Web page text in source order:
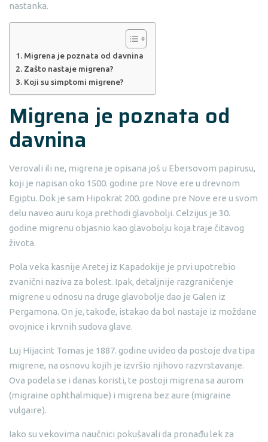
nastanka.
Migrena je poznata od davnina
Zašto nastaje migrena?
Koji su simptomi migrene?
Migrena je poznata od
davnina
Verovali ili ne, migrena je opisana još u Ebersovom papirusu,
koji je napisan oko 1500. godine pre Nove ere u drevnom
Egiptu. Dok je sam Hipokrat 200. godine pre Nove ere u svom
delu naveo auru koja prethodi glavobolji. Celzijus je 30.
godine migrenu objasnio kao glavobolju koja traje čitavog
života.
Pola veka kasnije Aretej iz Kapadokije je prvi upotrebio
zvanični naziva za bolest. Ipak, detaljnije razgraničenje
migrene u odnosu na druge glavobolje dao je Galen iz
Pergamona. On je, takođe, istakao da bol nastaje iz moždane
ovojnice i krvnih sudova glave.
Luj Hijacint Tomas je 1887. godine uvideo da postoje dva tipa
migrene, na osnovu kojih je izvršio njihovo razvrstavanje.
Ova podela se i danas koristi, te postoji migrena sa aurom
(migraine ophthalmique) i migrena bez aure (migraine
vulgaire).
Iako su vekovima naučnici pokušavali da pronađu lek za